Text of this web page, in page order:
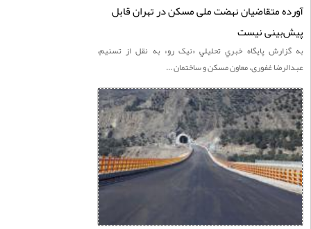
متقاضیان نهضت ملی مسکن در تهران قابل
نیست
پايگاه خبري تحليلي «نيک رو» به نقل از تسنیم،
غفوری، معاون مسکن و ساختمان ...